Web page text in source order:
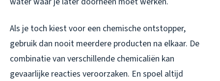
Als je toch kiest voor een chemische ontstopper,
gebruik dan nooit meerdere producten na elkaar. De
combinatie van verschillende chemicaliën kan
gevaarlijke reacties veroorzaken. En spoel altijd